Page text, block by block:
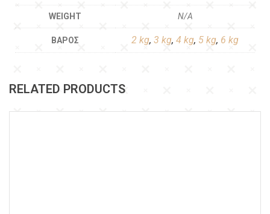
WEIGHT N/A
ΒΆΡΟΣ 2 kg, 3 kg, 4 kg, 5 kg, 6 kg
RELATED PRODUCTS